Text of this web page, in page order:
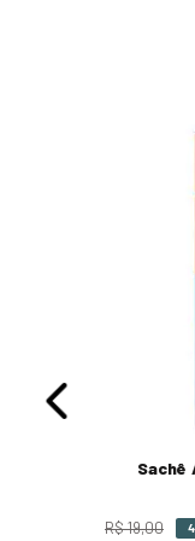
Sachê
R$19,00